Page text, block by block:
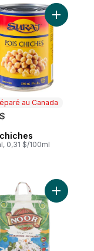
noyau au panier
au Canada
au Canada
0,31 $/100ml
Ajouter
de gingembre au
Ajouter